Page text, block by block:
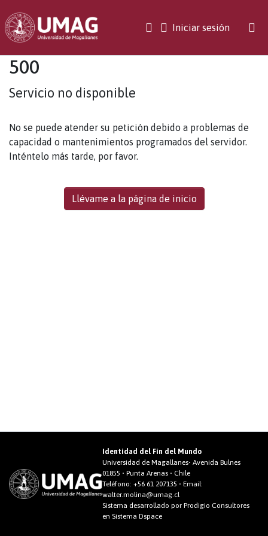
Iniciar sesión(current)
500
Servicio no disponible
No se puede atender su petición debido a problemas de
capacidad o mantenimientos programados del servidor.
Inténtelo más tarde, por favor.
Llévame a la página de inicio
Identidad del Fin del Mundo
Universidad de Magallanes• Avenida Bulnes
01855 • Punta Arenas • Chile
Teléfono:+56 61 207135 • Email:
walter.molina@umag.cl
Sistema desarrollado por Prodigio Consultores
en Sistema Dspace